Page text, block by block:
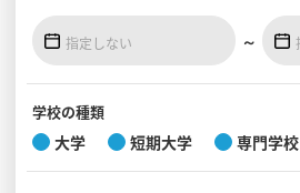
見学会WEB手引書
～
学校の種類
大学 短期大学 専門学校